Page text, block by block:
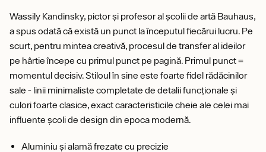
Wassily Kandinsky, pictor și profesor al școlii de artă Bauhaus,
a spus odată că există un punct la începutul fiecărui lucru. Pe
scurt, pentru mintea creativă, procesul de transfer al ideilor
pe hârtie începe cu primul punct pe pagină. Primul punct =
momentul decisiv. Stiloul în sine este foarte fidel rădăcinilor
sale - linii minimaliste completate de detalii funcționale și
culori foarte clasice, exact caracteristicile cheie ale celei mai
influente școli de design din epoca modernă.
Aluminiu și alamă frezate cu precizie